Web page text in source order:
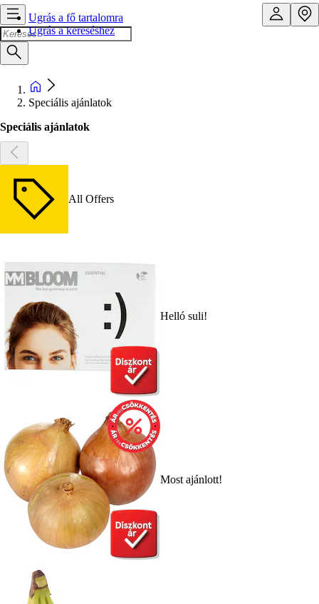
Ugrás a fő tartalomra
Ugrás a kereséshez
Speciális ajánlatok
Speciális ajánlatok
All Offers
Helló suli!
Most ajánlott!